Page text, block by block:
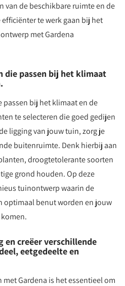
van de beschikbare ruimte en de
te werk gaan bij het
met Gardena
die passen bij het klimaat
bij het klimaat en de
te selecteren die goed gedijen
ligging van jouw tuin, zorg je
buitenruimte. Denk hierbij aan
droogtetolerante soorten
grond houden. Op deze
tuinontwerp waarin de
benut worden en jouw
en creëer verschillende
eetgedeelte en
Gardena is het essentieel om